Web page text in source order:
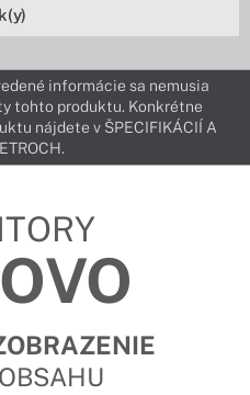
informácie sa nemusia
tohto produktu. Konkrétne
nájdete v ŠPECIFIKÁCIÍ A